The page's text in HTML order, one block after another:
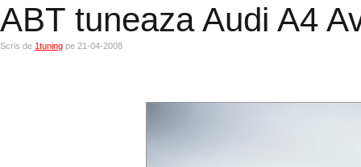
ABT tuneaza Audi A4
Scris de 1tuning pe 21-04-2008